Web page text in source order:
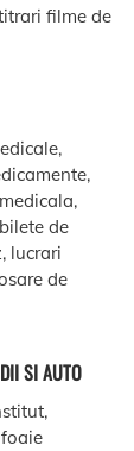
filme de
de
lucrari
de
SI AUTO